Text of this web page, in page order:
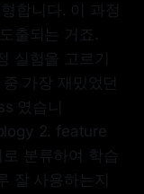
합니다. 이 과정
출되는 거죠.
실험을 고르기
가장 재밌었던
였습니
2. feature
분류하여 학습
잘 사용하는지